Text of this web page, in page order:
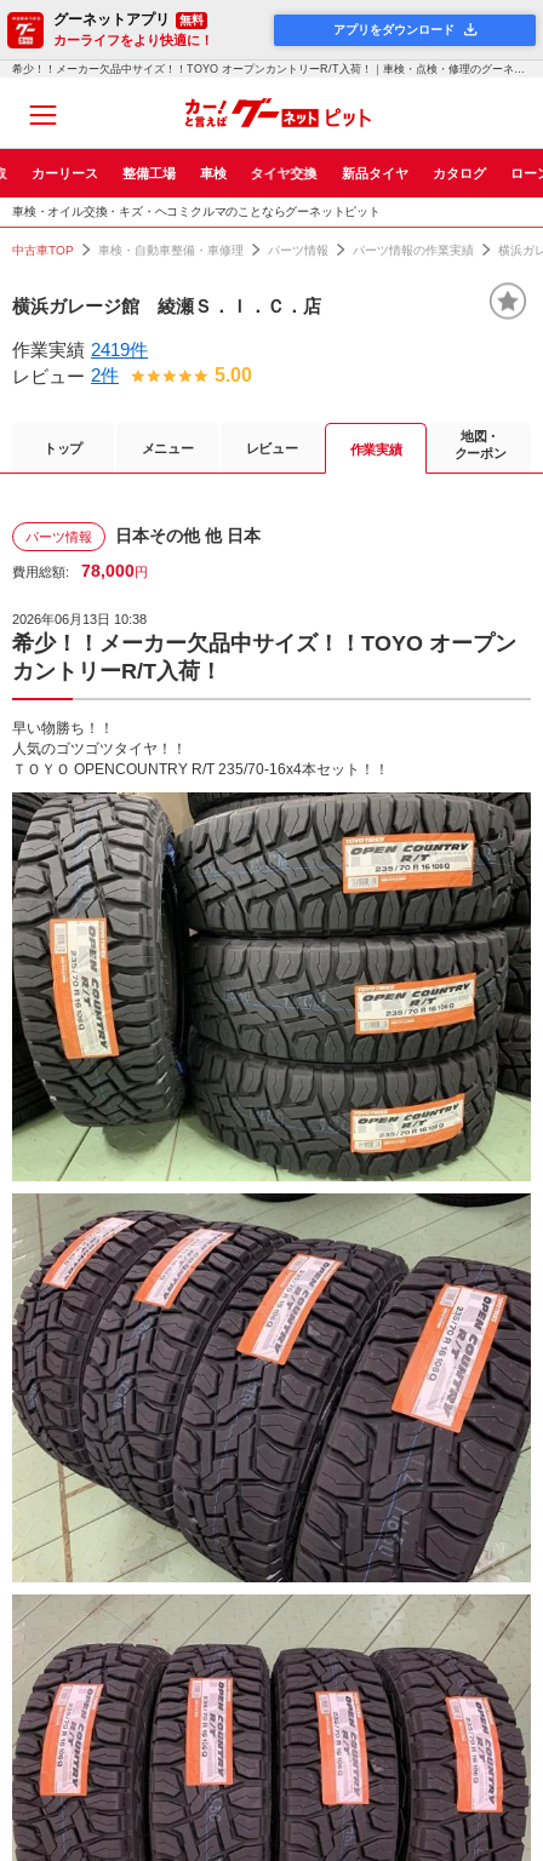
グーネットアプリ 無料
カーライフをより快適に！
アプリをダウンロード
希少！！メーカー欠品中サイズ！！TOYO オープンカントリーR/T入荷！｜車検・点検・修理のグーネットピット
カーリース 整備工場 車検 タイヤ交換 新品タイヤ カタログ ロー
車検・オイル交換・キズ・ヘコミクルマのことならグーネットピット
中古車TOP 車検・自動車整備・車修理 パーツ情報 パーツ情報の作業実績 横浜ガ
横浜ガレージ館 綾瀬Ｓ．Ｉ．Ｃ．店
作業実績 2419件
レビュー 2件 5.00
トップ メニュー レビュー 作業実績
地図・
クーポン
パーツ情報 日本その他 他 日本
費用総額: 78,000円
2026年06月13日 10:38
希少！！メーカー欠品中サイズ！！TOYO オープン
カントリーR/T入荷！
早い物勝ち！！
人気のゴツゴツタイヤ！！
ＴＯＹＯ OPENCOUNTRY R/T 235/70-16x4本セット！！